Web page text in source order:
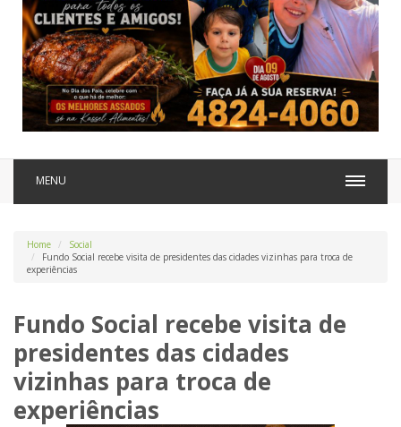
MENU
Home
Social
Fundo Social recebe visita de presidentes das cidades vizinhas para troca de
experiências
Fundo Social recebe visita de
presidentes das cidades
vizinhas para troca de
experiências